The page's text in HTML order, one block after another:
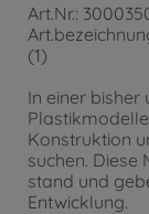
Art.Nr.:
(1)
In einer bisher
Konstruktion
suchen.
stand und
Entwicklung.